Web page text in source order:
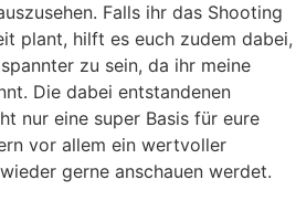
Falls ihr das Shooting
plant, hilft es euch zudem dabei,
zu sein, da ihr meine
Die dabei entstandenen
nur eine super Basis für eure
vor allem ein wertvoller
gerne anschauen werdet.